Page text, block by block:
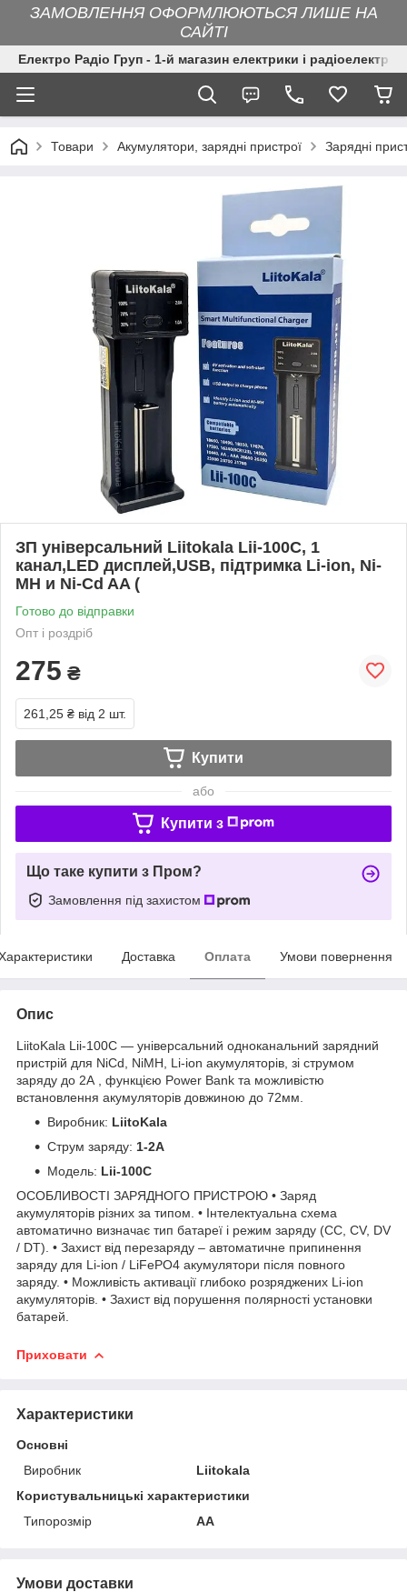
ЗАМОВЛЕННЯ ОФОРМЛЮЮТЬСЯ ЛИШЕ НА
САЙТІ
Електро Радіо Груп - 1-й магазин електрики і
Товари Акумулятори, зарядні пристрої Зарядні
ЗП універсальний Liitokala Lii-100С, 1
канал,LED дисплей,USB, підтримка Li-ion, Ni-
MH и Ni-Cd AA (
Готово до відправки
Опт і роздріб
275 ₴
261,25 ₴ від 2 шт.
Купити
або
Купити з
Що таке купити з Пром?
Замовлення під захистом
Доставка Оплата Умови повернення
Опис
LiitoKala Lii-100C — універсальний одноканальний зарядний
пристрій для NiCd, NiMH, Li-ion акумуляторів, зі струмом
заряду до 2А , функцією Power Bank та можливістю
встановлення акумуляторів довжиною до 72мм.
Виробник: LiitoKala
Струм заряду: 1-2A
Модель: Lii-100C
ОСОБЛИВОСТІ ЗАРЯДНОГО ПРИСТРОЮ • Заряд
акумуляторів різних за типом. • Інтелектуальна схема
автоматично визначає тип батареї і режим заряду (CC, CV, DV
/ DT). • Захист від перезаряду – автоматичне припинення
заряду для Li-ion / LiFePO4 акумулятори після повного
заряду. • Можливість активації глибоко розряджених Li-ion
акумуляторів. • Захист від порушення полярності установки
батарей.
Приховати
Характеристики
Основні
Виробник
Liitokala
Користувальницькі характеристики
Типорозмір
AA
Умови доставки